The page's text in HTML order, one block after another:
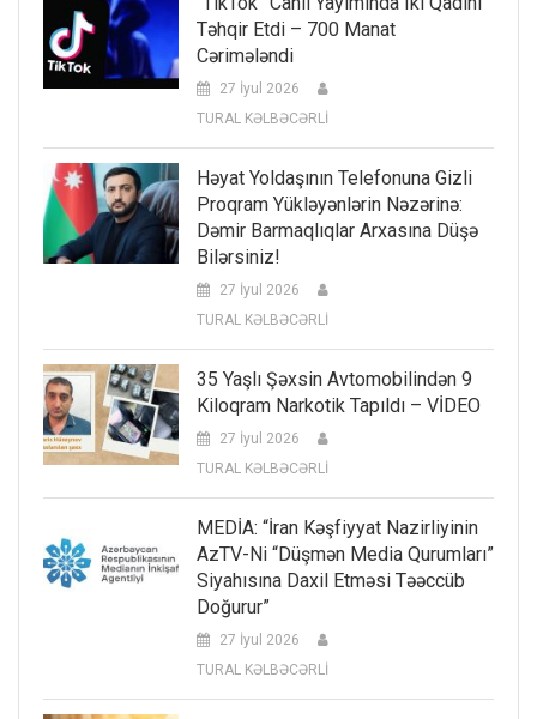
Təhqir Etdi – 700 Manat
Cərimələndi
27 İyul 2026
TURAL KƏLBƏCƏRLİ
Həyat Yoldaşının Telefonuna Gizli
Proqram Yükləyənlərin Nəzərinə:
Dəmir Barmaqlıqlar Arxasına Düşə
Bilərsiniz!
27 İyul 2026
TURAL KƏLBƏCƏRLİ
35 Yaşlı Şəxsin Avtomobilindən 9
Kiloqram Narkotik Tapıldı – VİDEO
27 İyul 2026
TURAL KƏLBƏCƏRLİ
MEDİA: “İran Kəşfiyyat Nazirliyinin
AzTV-Ni “düşmən Media Qurumları”
Siyahısına Daxil Etməsi Təəccüb
Doğurur”
27 İyul 2026
TURAL KƏLBƏCƏRLİ